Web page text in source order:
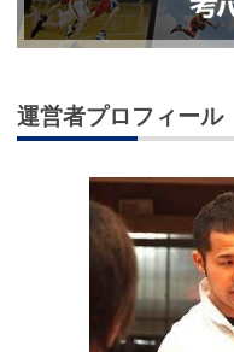
運営者プロフィール